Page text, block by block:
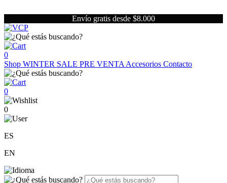
Envío gratis desde $8.000
0
Shop WINTER SALE PRE VENTA Accesorios Contacto
0
0
ES
EN